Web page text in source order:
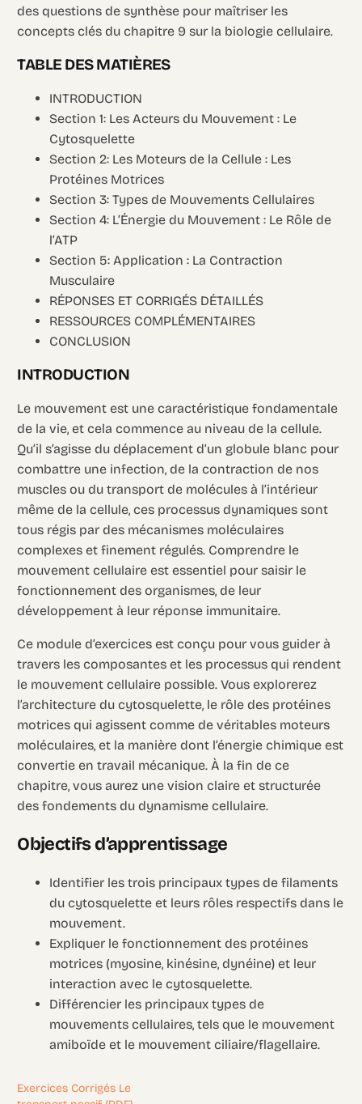
des questions de synthèse pour maîtriser les
concepts clés du chapitre 9 sur la biologie cellulaire.
TABLE DES MATIÈRES
INTRODUCTION
Section 1: Les Acteurs du Mouvement : Le
Cytosquelette
Section 2: Les Moteurs de la Cellule : Les
Protéines Motrices
Section 3: Types de Mouvements Cellulaires
Section 4: L’Énergie du Mouvement : Le Rôle de
l’ATP
Section 5: Application : La Contraction
Musculaire
RÉPONSES ET CORRIGÉS DÉTAILLÉS
RESSOURCES COMPLÉMENTAIRES
CONCLUSION
INTRODUCTION
Le mouvement est une caractéristique fondamentale
de la vie, et cela commence au niveau de la cellule.
Qu’il s’agisse du déplacement d’un globule blanc pour
combattre une infection, de la contraction de nos
muscles ou du transport de molécules à l’intérieur
même de la cellule, ces processus dynamiques sont
tous régis par des mécanismes moléculaires
complexes et finement régulés. Comprendre le
mouvement cellulaire est essentiel pour saisir le
fonctionnement des organismes, de leur
développement à leur réponse immunitaire.
Ce module d’exercices est conçu pour vous guider à
travers les composantes et les processus qui rendent
le mouvement cellulaire possible. Vous explorerez
l’architecture du cytosquelette, le rôle des protéines
motrices qui agissent comme de véritables moteurs
moléculaires, et la manière dont l’énergie chimique est
convertie en travail mécanique. À la fin de ce
chapitre, vous aurez une vision claire et structurée
des fondements du dynamisme cellulaire.
Objectifs d’apprentissage
Identifier les trois principaux types de filaments
du cytosquelette et leurs rôles respectifs dans le
mouvement.
Expliquer le fonctionnement des protéines
motrices (myosine, kinésine, dynéine) et leur
interaction avec le cytosquelette.
Différencier les principaux types de
mouvements cellulaires, tels que le mouvement
amiboïde et le mouvement ciliaire/flagellaire.
Exercices Corrigés Le